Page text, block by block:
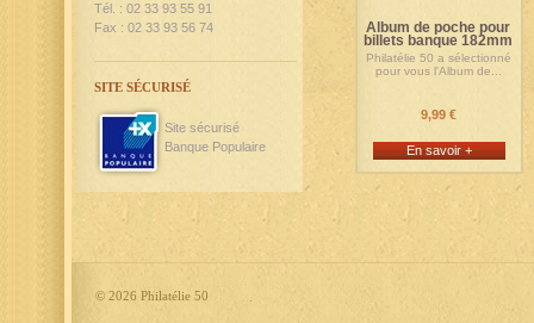
Album de poche pour
billets banque 182mm
Philatélie 50 a sélectionné
pour vous l'Album de...
9,99 €
En savoir +
Tél. : 02 33 93 55 91
Fax : 02 33 93 56 74
SITE SÉCURISÉ
Site sécurisé
Banque Populaire
© 2026 Philatélie 50